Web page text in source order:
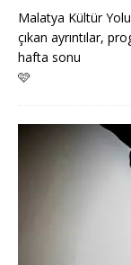
Malatya Kültür Yolu
çıkan ayrıntılar,
hafta sonu
🩷